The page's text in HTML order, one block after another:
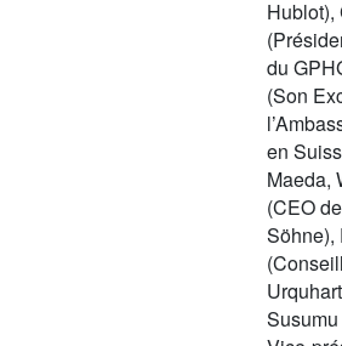
Hublot),
du
(Son
en
Maeda,
(CEO
Söhne),